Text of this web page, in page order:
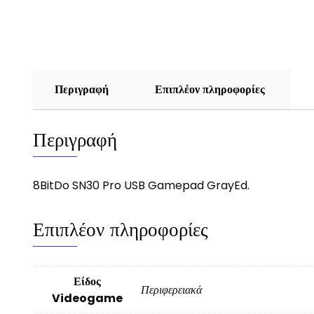
Περιγραφή Επιπλέον πληροφορίες
Περιγραφή
8BitDo SN30 Pro USB Gamepad GrayEd.
Επιπλέον πληροφορίες
Είδος
Videogame
Περιφερειακά